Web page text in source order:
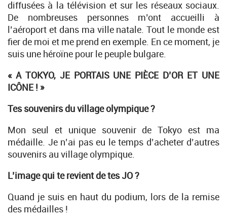
diffusées à la télévision et sur les réseaux sociaux.
De nombreuses personnes m’ont accueilli à
l’aéroport et dans ma ville natale. Tout le monde est
fier de moi et me prend en exemple. En ce moment, je
suis une héroïne pour le peuple bulgare.
« A TOKYO, JE PORTAIS UNE PIÈCE D’OR ET UNE
ICÔNE ! »
Tes souvenirs du village olympique ?
Mon seul et unique souvenir de Tokyo est ma
médaille. Je n’ai pas eu le temps d’acheter d’autres
souvenirs au village olympique.
L’image qui te revient de tes JO ?
Quand je suis en haut du podium, lors de la remise
des médailles !